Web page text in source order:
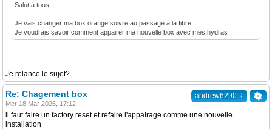
Salut à tous,
Je vais changer ma box orange suivre au passage à la fibre.
Je voudrais savoir comment appairer ma nouvelle box avec mes hydras
Je relance le sujet?
andrew6290 ↓
Re: Chagement box
Mer 18 Mar 2026, 17:12
il faut faire un factory reset et refaire l'appairage comme une nouvelle
installation